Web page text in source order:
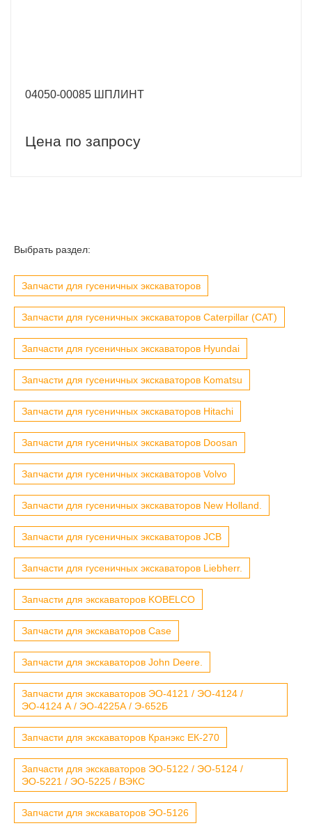
04050-00085 ШПЛИНТ
Цена по запросу
Выбрать раздел:
Запчасти для гусеничных экскаваторов
Запчасти для гусеничных экскаваторов Caterpillar (CAT)
Запчасти для гусеничных экскаваторов Hyundai
Запчасти для гусеничных экскаваторов Komatsu
Запчасти для гусеничных экскаваторов Hitachi
Запчасти для гусеничных экскаваторов Doosan
Запчасти для гусеничных экскаваторов Volvo
Запчасти для гусеничных экскаваторов New Holland.
Запчасти для гусеничных экскаваторов JCB
Запчасти для гусеничных экскаваторов Liebherr.
Запчасти для экскаваторов KOBELCO
Запчасти для экскаваторов Case
Запчасти для экскаваторов John Deere.
Запчасти для экскаваторов ЭО-4121 / ЭО-4124 /
ЭО-4124 А / ЭО-4225А / Э-652Б
Запчасти для экскаваторов Кранэкс ЕК-270
Запчасти для экскаваторов ЭО-5122 / ЭО-5124 /
ЭО-5221 / ЭО-5225 / ВЭКС
Запчасти для экскаваторов ЭО-5126